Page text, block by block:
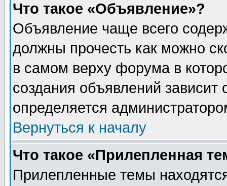
Что такое «Объявление»?
Объявление чаще всего
должны прочесть как можно
в самом верху форума в
создания объявлений зависит
определяется
Вернуться к началу
Что такое «Прилепленная
Прилепленные темы